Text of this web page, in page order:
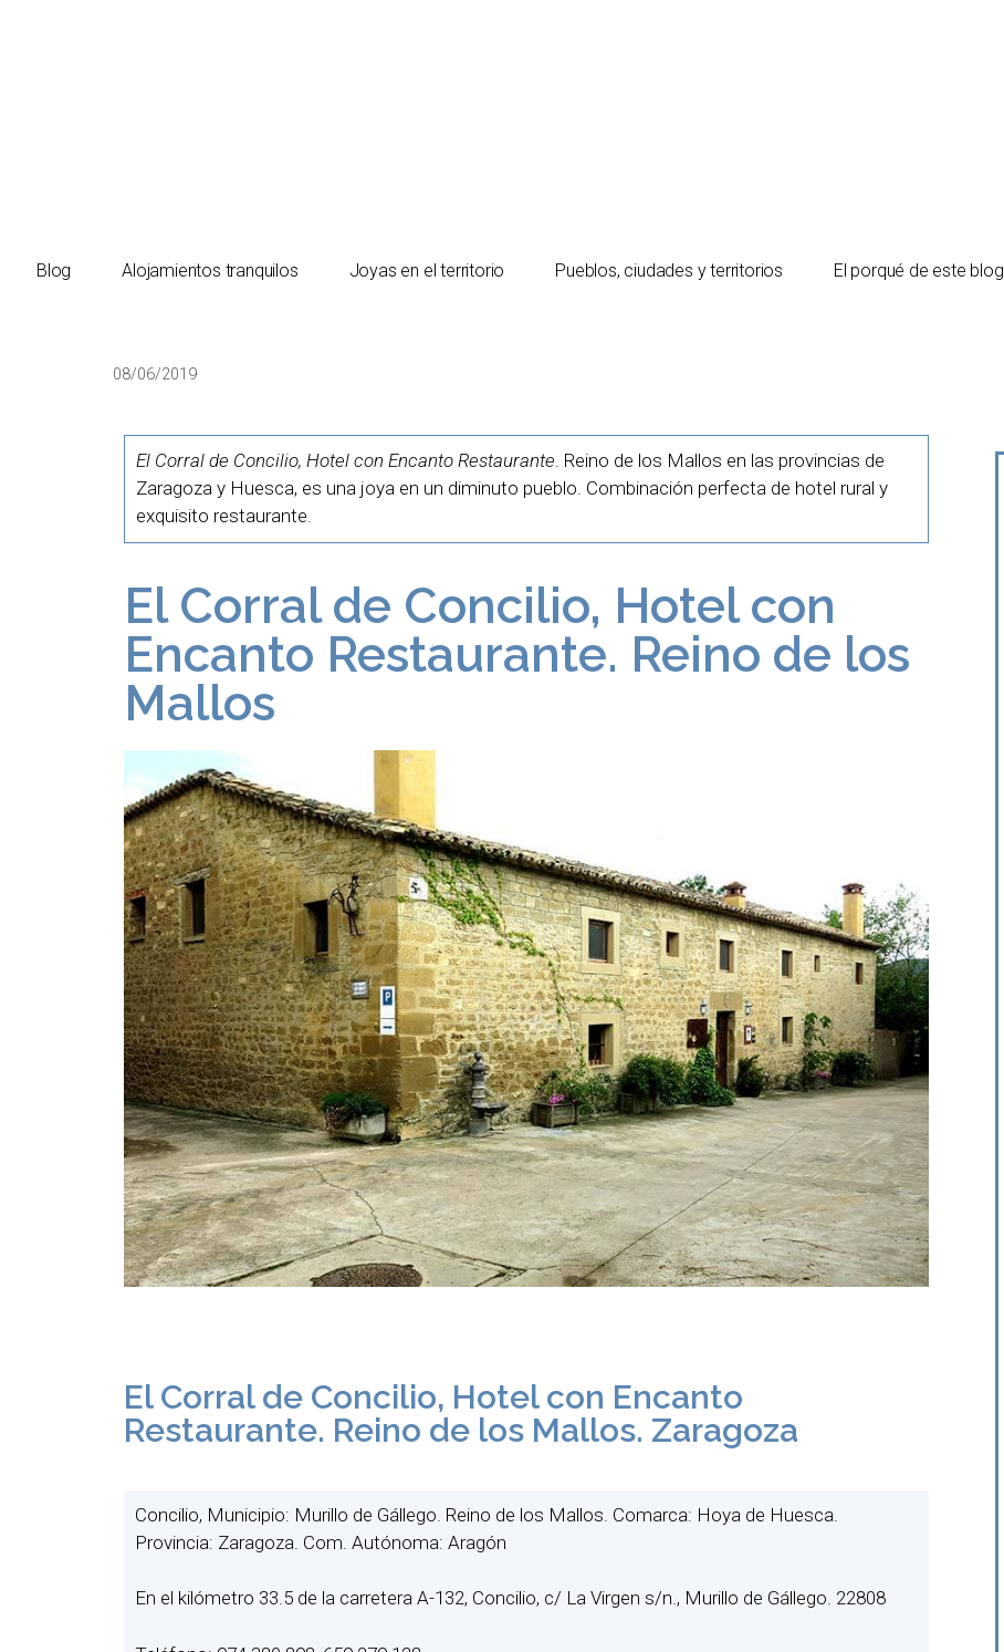
Blog Alojamientos tranquilos Joyas en el territorio Pueblos, ciudades y territorios El porqué de este blog
08/06/2019
El Corral de Concilio, Hotel con Encanto Restaurante. Reino de los Mallos en las provincias de
Zaragoza y Huesca, es una joya en un diminuto pueblo. Combinación perfecta de hotel rural y
exquisito restaurante.
El Corral de Concilio, Hotel con
Encanto Restaurante. Reino de los
Mallos
El Corral de Concilio, Hotel con Encanto
Restaurante. Reino de los Mallos. Zaragoza
Concilio, Municipio: Murillo de Gállego. Reino de los Mallos. Comarca: Hoya de Huesca.
Provincia: Zaragoza. Com. Autónoma: Aragón
En el kilómetro 33.5 de la carretera A-132, Concilio, c/ La Virgen s/n., Murillo de Gállego. 22808